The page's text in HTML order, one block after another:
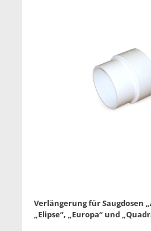
Verlängerung für Saugdosen
„Elipse“, „Europa“ und